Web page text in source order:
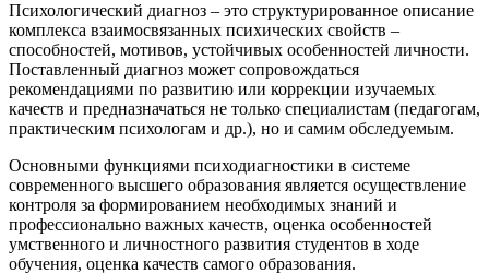
Психологический диагноз – это структурированное описание
комплекса взаимосвязанных психических свойств –
способностей, мотивов, устойчивых особенностей личности.
Поставленный диагноз может сопровождаться
рекомендациями по развитию или коррекции изучаемых
качеств и предназначаться не только специалистам (педагогам,
практическим психологам и др.), но и самим обследуемым.
Основными функциями психодиагностики в системе
современного высшего образования является осуществление
контроля за формированием необходимых знаний и
профессионально важных качеств, оценка особенностей
умственного и личностного развития студентов в ходе
обучения, оценка качеств самого образования.